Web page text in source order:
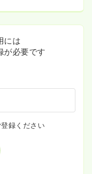
には
が必要です
録ください